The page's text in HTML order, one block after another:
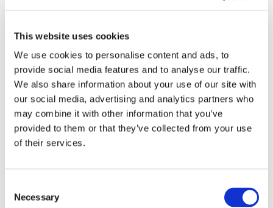
This website uses cookies
We use cookies to personalise content and ads, to
provide social media features and to analyse our traffic.
We also share information about your use of our site with
our social media, advertising and analytics partners who
may combine it with other information that you’ve
provided to them or that they’ve collected from your use
of their services.
Selection
Necessary